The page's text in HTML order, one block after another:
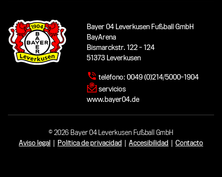
Bayer 04 Leverkusen Fußball GmbH
BayArena
Bismarckstr. 122 - 124
51373 Leverkusen
teléfono: 0049 (0)214/5000-1904
servicios
www.bayer04.de
© 2026 Bayer 04 Leverkusen Fußball GmbH
Aviso legal | Política de privacidad | Accesibilidad | Contacto